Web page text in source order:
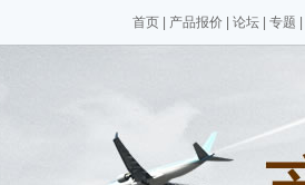
首页| 产品报价| 论坛| 专题